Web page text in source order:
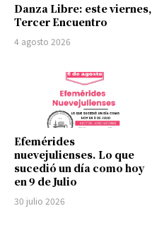
Danza Libre: este viernes,
Tercer Encuentro
4 agosto 2026
Efemérides
nuevejulienses. Lo que
sucedió un día como hoy
en 9 de Julio
30 julio 2026